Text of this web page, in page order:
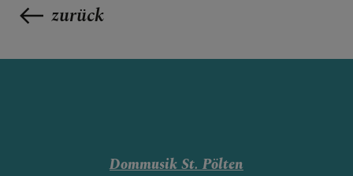
zurück
Dommusik St. Pölten